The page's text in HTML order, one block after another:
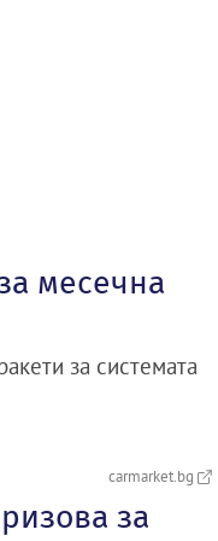
месечна
за системата
carmarket.bg
за